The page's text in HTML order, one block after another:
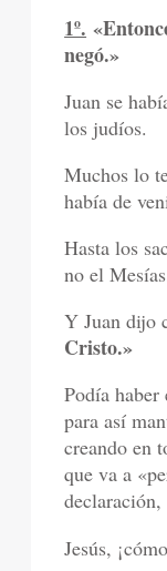
1º.
negó.»
Juan se
los judíos.
Muchos lo
había de
Hasta los
no el
Y Juan dijo
Cristo.»
Podía haber
para así
creando en
que va a
Jesús,